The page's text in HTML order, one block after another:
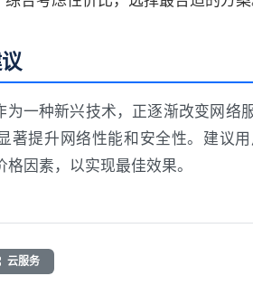
为一种新兴技术，正逐渐改变网络
著提升网络性能和安全性。建议
因素，以实现最佳效果。
云服务